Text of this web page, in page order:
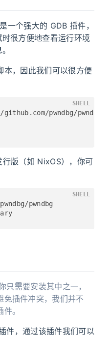
一个强大的 GDB 插件，
很方便地查看运行环境
，因此我们可以很方便
pwndbg/pwndbg
SHELL
版（如 NixOS），你可
pwndbg
SHELL
需要安装其中之一，
免插件冲突，我们并不
。
件，通过该插件我们可以